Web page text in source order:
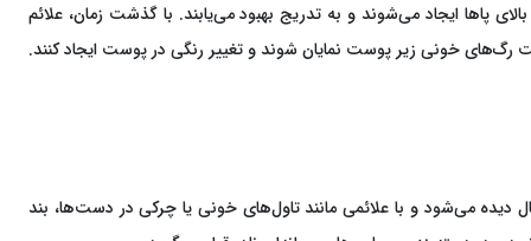
پاها ایجاد می‌شوند و به تدریج بهبود می‌یابند. با گذشت زمان، علائم
خونی زیر پوست نمایان شوند و تغییر رنگی در پوست ایجاد کنند.
از بیماری پروانه‌ای برخلاف سایر انواع، ارثی نیست و در اثر یک اختلال خودایمنی ایجاد می‌شود. این بیماری بیشتر در بزرگسالان بین ۳۰ تا ۴۰ سال دیده می‌شود و با علائمی مانند تاول‌های خونی یا چرکی در دست‌ها، بند